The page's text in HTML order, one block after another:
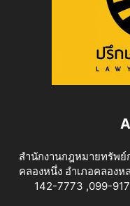
สำนักงานกฎหมายทรัพ
คลองหนึ่ง อำเภอคลอง
142-7773 ,099-